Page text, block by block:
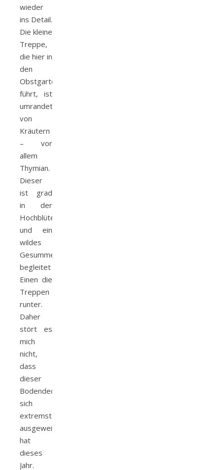
wieder
ins Detail.
Die kleine
Treppe,
die hier in
den
Obstgarten
führt, ist
umrandet
von
Kräutern
– vor
allem
Thymian.
Dieser
ist grad
in der
Hochblüte
und ein
wildes
Gesumme
begleitet
Einen die
Treppen
runter.
Daher
stört es
mich
nicht,
dass
dieser
Bodendecker
sich
extremst
ausgeweitet
hat
dieses
Jahr.